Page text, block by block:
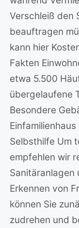
Verschleiß den
beauftragen
kann hier
Fakten
etwa 5.500
übergelaufene
Besondere
Selbsthilfe Um
empfehlen wir
Sanitäranlagen
Erkennen von
können Sie
zudrehen und